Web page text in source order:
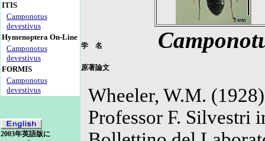
ITIS
Camponotus
devestivus
Hymenoptera On-Line
Camponotus
devestivus
FORMIS
Camponotus
devestivus
2003年英語版に
学 名
原著論文
Wheeler, W.M.
Professor F. Silvestri